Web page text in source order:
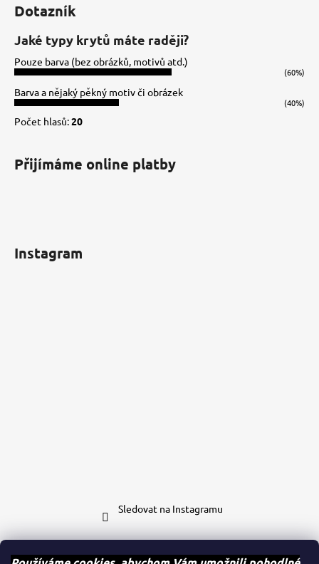
Dotazník
Jaké typy krytů máte raději?
Pouze barva (bez obrázků, motivů atd.)
(60%)
Barva a nějaký pěkný motiv či obrázek
(40%)
Počet hlasů:20
Přijímáme online platby
Instagram
Sledovat na Instagramu
Kontakt